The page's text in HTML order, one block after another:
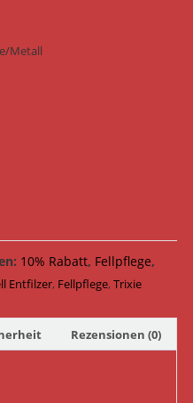
Metall
10% Rabatt, Fellpflege,
Entfilzer, Fellpflege,Trixie
Rezensionen (0)